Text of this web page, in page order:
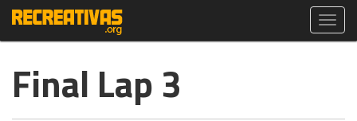
Final Lap 3